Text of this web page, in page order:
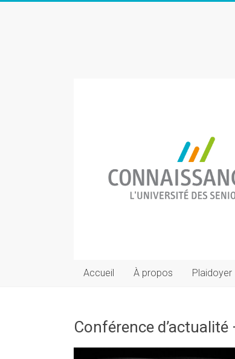
Accueil À propos Plaidoyer
Conférence